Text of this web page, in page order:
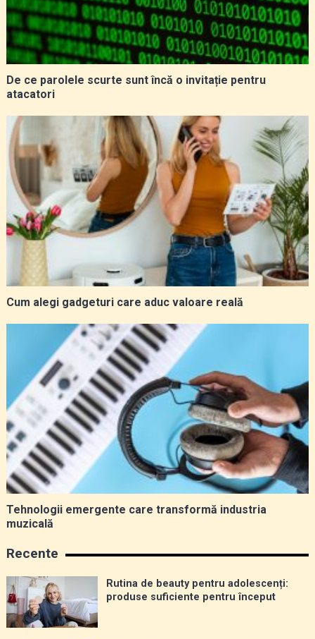
De ce parolele scurte sunt încă o invitație pentru
atacatori
Cum alegi gadgeturi care aduc valoare reală
Tehnologii emergente care transformă industria
muzicală
Recente
Rutina de beauty pentru adolescenți:
produse suficiente pentru început